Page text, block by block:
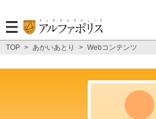
TOP > あかいあとり > Webコンテンツ